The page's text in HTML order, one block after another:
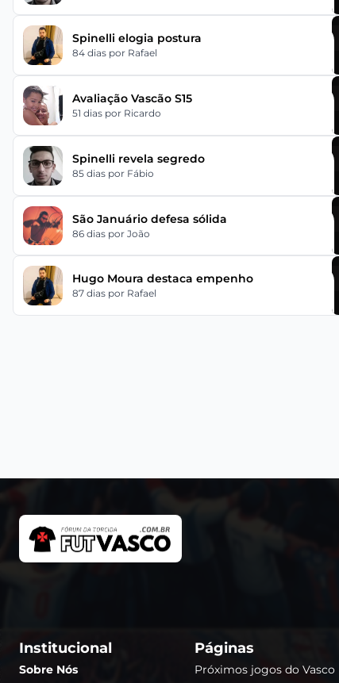
Spinelli elogia postura
84 dias por Rafael
Avaliação Vascão S15
51 dias por Ricardo
Spinelli revela segredo
85 dias por Fábio
São Januário defesa sólida
86 dias por João
Hugo Moura destaca empenho
87 dias por Rafael
Institucional
Sobre Nós
Páginas
Próximos jogos do Vasco